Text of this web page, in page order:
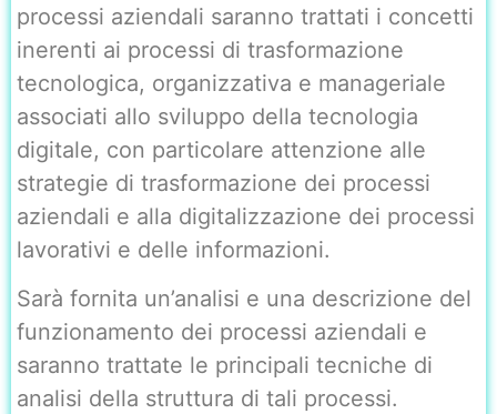
processi aziendali saranno trattati i concetti
inerenti ai processi di trasformazione
tecnologica, organizzativa e manageriale
associati allo sviluppo della tecnologia
digitale, con particolare attenzione alle
strategie di trasformazione dei processi
aziendali e alla digitalizzazione dei processi
lavorativi e delle informazioni.
Sarà fornita un’analisi e una descrizione del
funzionamento dei processi aziendali e
saranno trattate le principali tecniche di
analisi della struttura di tali processi.